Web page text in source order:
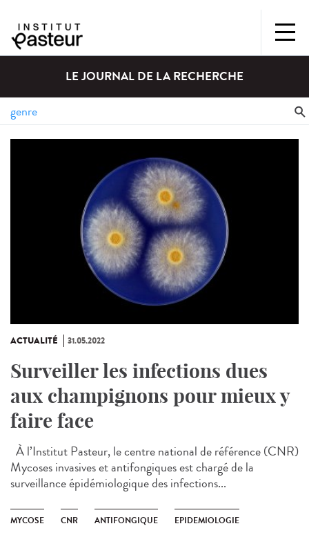
LE JOURNAL DE LA RECHERCHE
ACTUALITÉ 31.05.2022
Surveiller les infections dues
aux champignons pour mieux y
faire face
À l’Institut Pasteur, le centre national de référence (CNR)
Mycoses invasives et antifongiques est chargé de la
surveillance épidémiologique des infections...
MYCOSE CNR ANTIFONGIQUE EPIDEMIOLOGIE